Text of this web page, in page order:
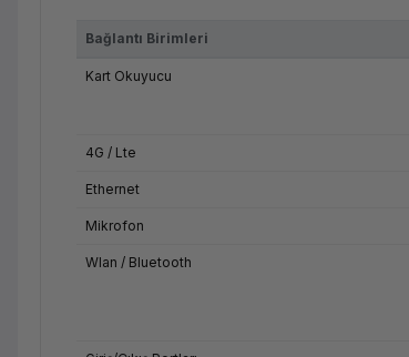
Bağlantı Birimleri
Kart Okuyucu
4G / Lte
Ethernet
Mikrofon
Wlan / Bluetooth